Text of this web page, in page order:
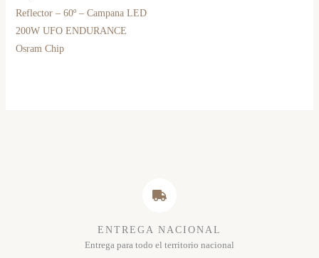
Reflector – 60º – Campana LED
200W UFO ENDURANCE
Osram Chip
ENTREGA NACIONAL
Entrega para todo el territorio nacional